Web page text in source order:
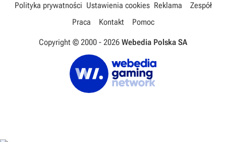
Polityka prywatności Ustawienia cookies Reklama
Zespół
Praca
Kontakt Pomoc
Copyright © 2000 - 2026 Webedia Polska SA